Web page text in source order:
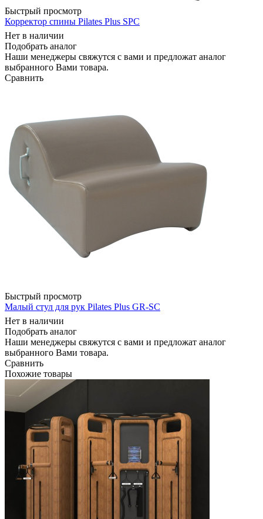
Быстрый просмотр
Корректор спины Pilates Plus SPC
Нет в наличии
Подобрать аналог
Наши менеджеры свяжутся с вами и предложат аналог
выбранного Вами товара.
Сравнить
Быстрый просмотр
Малый стул для рук Pilates Plus GR-SC
Нет в наличии
Подобрать аналог
Наши менеджеры свяжутся с вами и предложат аналог
выбранного Вами товара.
Сравнить
Похожие товары